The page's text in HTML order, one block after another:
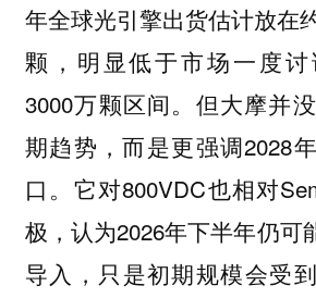
年全球光引擎出货估计放在
颗， 明显低于市场一度讨
3000万颗区间。但大摩并
期趋势，而是更强调2028
口。它对800VDC也相对
极，认为2026年下半年仍可
导入，只是初期规模会受